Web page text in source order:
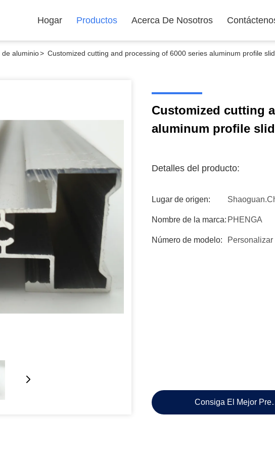
Hogar Productos Acerca De Nosotros
de aluminio> Customized cutting and processing of 6000 series aluminum profile
Customized cutting
aluminum profile
Detalles del producto:
Lugar de origen:
Nombre de la marca: PHENGA
Número de modelo: Personalizar
Consiga El Mejor